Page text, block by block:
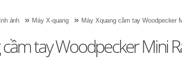
ảnh » Máy X-quang » Máy Xquang cầm tay Woodpecker
tay Woodpecker Mini